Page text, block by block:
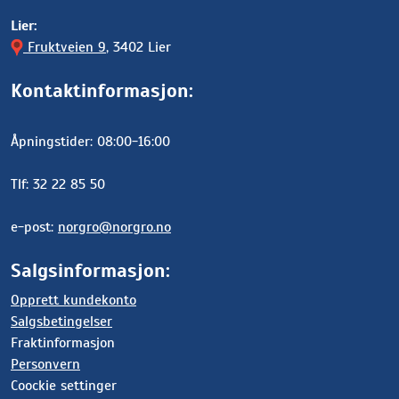
Lier:
Fruktveien 9, 3402 Lier
Kontaktinformasjon:
Åpningstider: 08:00-16:00
Tlf: 32 22 85 50
e-post: norgro@norgro.no
Salgsinformasjon:
Opprett kundekonto
Salgsbetingelser
Fraktinformasjon
Personvern
Coockie settinger